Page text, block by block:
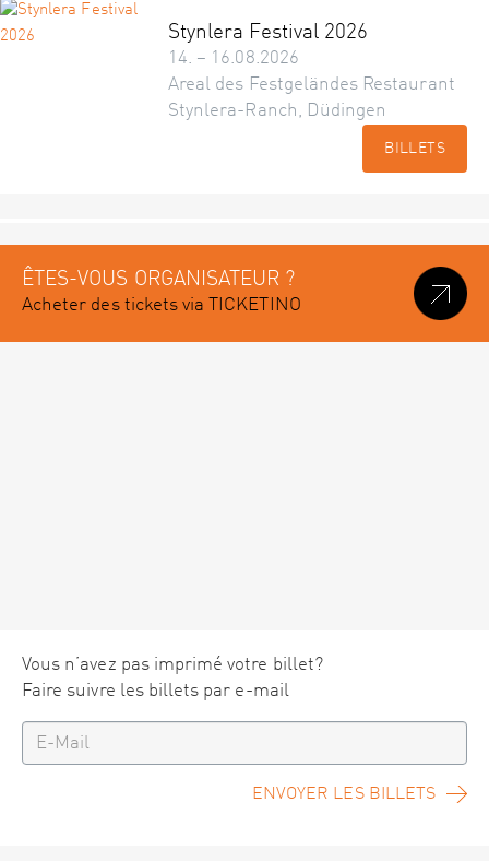
Stynlera Festival 2026
14. – 16.08.2026
Areal des Festgeländes Restaurant
Stynlera-Ranch, Düdingen
BILLETS
ÊTES-VOUS ORGANISATEUR ?
Acheter des tickets via TICKETINO
Vous n’avez pas imprimé votre billet?
Faire suivre les billets par e-mail
ENVOYER LES BILLETS